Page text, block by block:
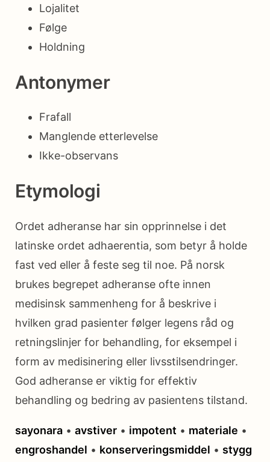
Lojalitet
Følge
Holdning
Antonymer
Frafall
Manglende etterlevelse
Ikke-observans
Etymologi
Ordet adheranse har sin opprinnelse i det
latinske ordet adhaerentia, som betyr å holde
fast ved eller å feste seg til noe. På norsk
brukes begrepet adheranse ofte innen
medisinsk sammenheng for å beskrive i
hvilken grad pasienter følger legens råd og
retningslinjer for behandling, for eksempel i
form av medisinering eller livsstilsendringer.
God adheranse er viktig for effektiv
behandling og bedring av pasientens tilstand.
sayonara • avstiver • impotent • materiale •
engroshandel • konserveringsmiddel • stygg